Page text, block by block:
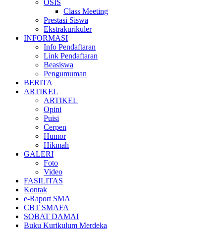
OSIS
Class Meeting
Prestasi Siswa
Ekstrakurikuler
INFORMASI
Info Pendaftaran
Link Pendaftaran
Beasiswa
Pengumuman
BERITA
ARTIKEL
ARTIKEL
Opini
Puisi
Cerpen
Humor
Hikmah
GALERI
Foto
Video
FASILITAS
Kontak
e-Raport SMA
CBT SMAFA
SOBAT DAMAI
Buku Kurikulum Merdeka